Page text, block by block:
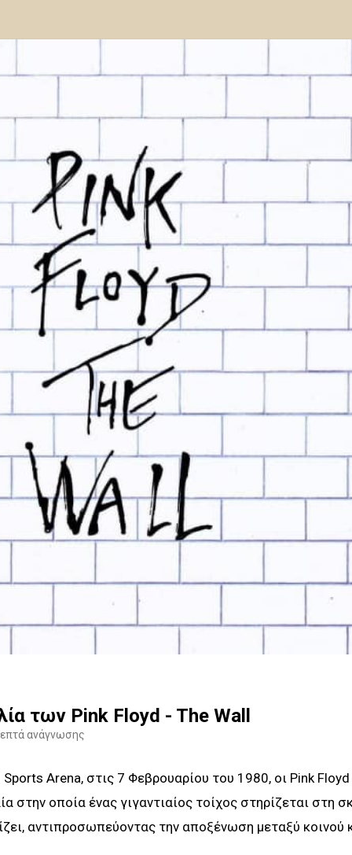
των Pink Floyd - The Wall
ανάγνωσης
Arena, στις 7 Φεβρουαρίου του 1980, οι Pink Floyd
στην οποία ένας γιγαντιαίος τοίχος στηρίζεται στη
αντιπροσωπεύοντας την αποξένωση μεταξύ κοινού